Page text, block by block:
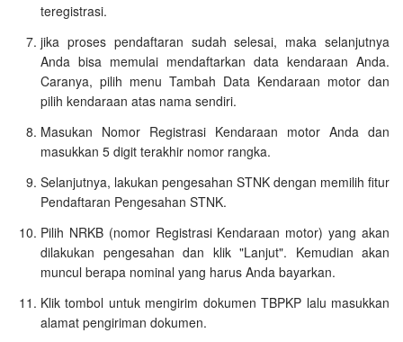
teregistrasi.
jika proses pendaftaran sudah selesai, maka selanjutnya
Anda bisa memulai mendaftarkan data kendaraan Anda.
Caranya, pilih menu Tambah Data Kendaraan motor dan
pilih kendaraan atas nama sendiri.
Masukan Nomor Registrasi Kendaraan motor Anda dan
masukkan 5 digit terakhir nomor rangka.
Selanjutnya, lakukan pengesahan STNK dengan memilih fitur
Pendaftaran Pengesahan STNK.
Pilih NRKB (nomor Registrasi Kendaraan motor) yang akan
dilakukan pengesahan dan klik "Lanjut". Kemudian akan
muncul berapa nominal yang harus Anda bayarkan.
Klik tombol untuk mengirim dokumen TBPKP lalu masukkan
alamat pengiriman dokumen.